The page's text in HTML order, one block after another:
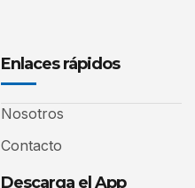
Enlaces rápidos
Nosotros
Contacto
Descarga el App